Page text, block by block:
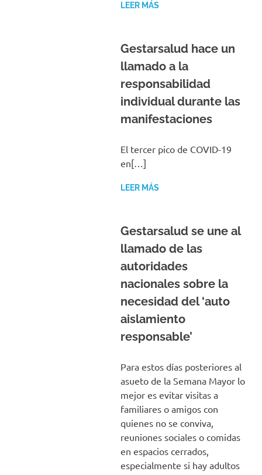
LEER MÁS
Gestarsalud hace un
llamado a la
responsabilidad
individual durante las
manifestaciones
El tercer pico de COVID-19
en[…]
LEER MÁS
Gestarsalud se une al
llamado de las
autoridades
nacionales sobre la
necesidad del ‘auto
aislamiento
responsable’
Para estos días posteriores al
asueto de la Semana Mayor lo
mejor es evitar visitas a
familiares o amigos con
quienes no se conviva,
reuniones sociales o comidas
en espacios cerrados,
especialmente si hay adultos